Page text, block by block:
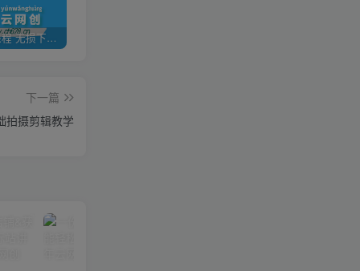
全网VIP课程 无损下载~
下一篇
拍摄剪辑教学